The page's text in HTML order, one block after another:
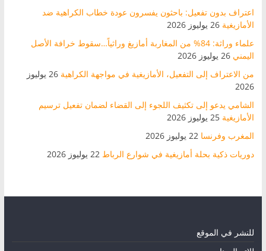
اعتراف بدون تفعيل: باحثون يفسرون عودة خطاب الكراهية ضد
الأمازيغية 26 يوليوز 2026
علماء وراثة: 84% من المغاربة أمازيغ وراثياً…سقوط خرافة الأصل
اليمني 26 يوليوز 2026
من الاعتراف إلى التفعيل، الأمازيغية في مواجهة الكراهية
26 يوليوز
2026
الشامي يدعو إلى تكثيف اللجوء إلى القضاء لضمان تفعيل ترسيم
الأمازيغية 25 يوليوز 2026
المغرب وفرنسا 22 يوليوز 2026
دوريات ذكية بحلة أمازيغية في شوارع الرباط 22 يوليوز 2026
للنشر في الموقع